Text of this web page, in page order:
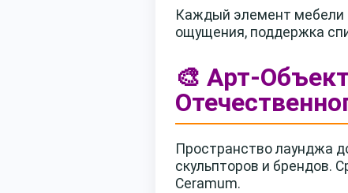
Каждый элемент мебели
ощущения, поддержка
🎨 Арт-
Пространство лаунджа
скульпторов и брендов.
Ceramum.